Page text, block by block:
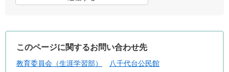
このページに関するお問い合わせ先
教育委員会（生涯学習部）
八千代台公民館